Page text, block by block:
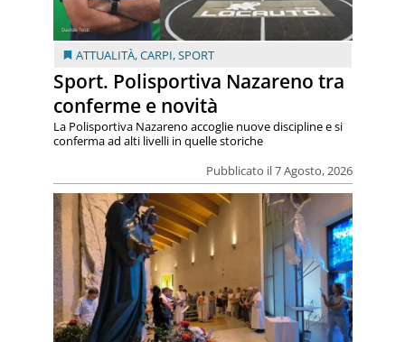
ATTUALITÀ,CARPI,SPORT
Sport. Polisportiva Nazareno tra
conferme e novità
Pubblicato il 7 Agosto, 2026
La Polisportiva Nazareno accoglie nuove discipline e si
conferma ad alti livelli in quelle storiche